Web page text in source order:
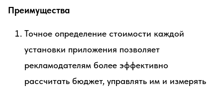
Преимущества
Точное определение стоимости каждой
установки приложения позволяет
рекламодателям более эффективно
рассчитать бюджет, управлять им и измерять